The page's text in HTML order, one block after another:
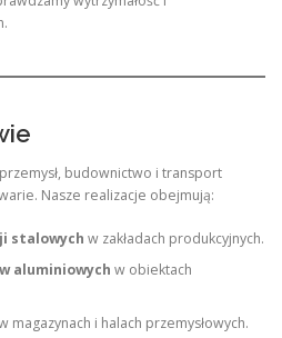
budownictwo i transport
Nasze realizacje obejmują:
stalowych w zakładach produkcyjnych.
aluminiowych w obiektach
magazynach i halach przemysłowych.